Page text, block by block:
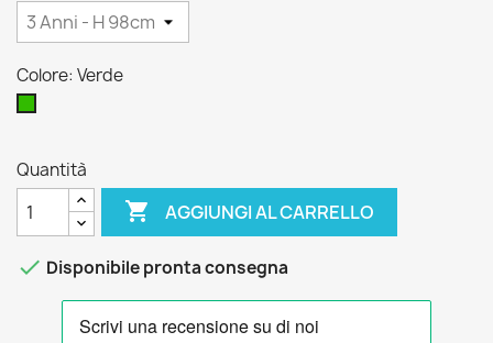
Colore: Verde
Quantità
 AGGIUNGI AL CARRELLO
 Disponibile pronta consegna